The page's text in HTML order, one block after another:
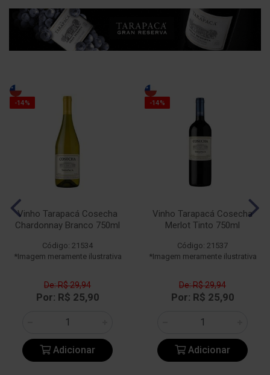
-14%
Vinho Tarapacá Cosecha
Chardonnay Branco 750ml
Código: 21534
*Imagem meramente ilustrativa
De: R$ 29,94
Por: R$ 25,90
Adicionar
-14%
Vinho Tarapacá Cosecha
Merlot Tinto 750ml
Código: 21537
*Imagem meramente ilustrativa
De: R$ 29,94
Por: R$ 25,90
Adicionar